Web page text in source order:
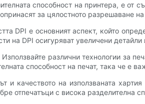
способност на принтера, е от
за цялостното разрешаване
DPI е основният аспект, който
на DPI осигуряват увеличени детайли
Използвайте различни технологии за
способност на печат, така че е
и качеството на използваната
отпечатъци с висока разделителна